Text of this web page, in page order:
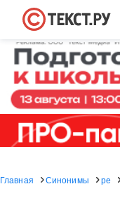
Главная Синонимы ре